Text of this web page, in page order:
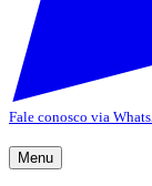
Fale conosco via
Menu